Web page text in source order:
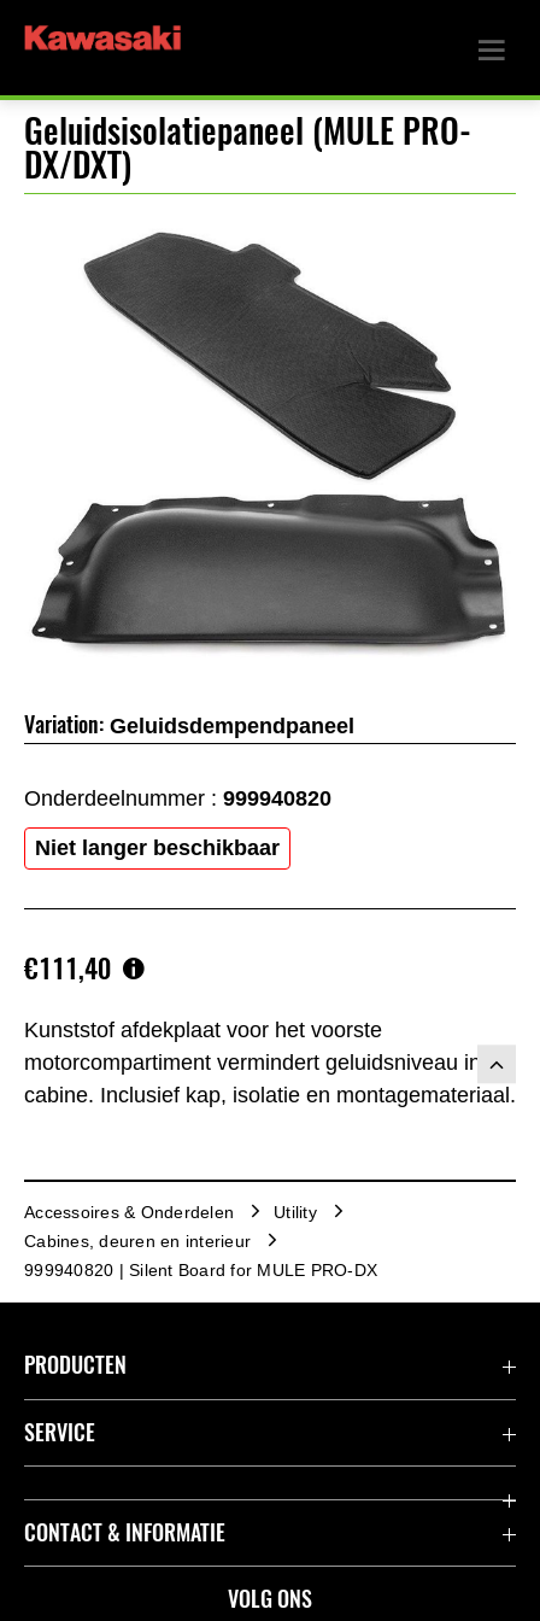
Geluidsisolatiepaneel (MULE PRO-
DX/DXT)
Kunststof afdekplaat voor het voorste
motorcompartiment vermindert geluidsniveau in de
cabine. Inclusief kap, isolatie en montagemateriaal.
€111,40
Variation: Geluidsdempendpaneel
Onderdeelnummer : 999940820
Niet langer beschikbaar
Accessoires & Onderdelen
Utility
Cabines, deuren en interieur
999940820 | Silent Board for MULE PRO-DX
VOLG ONS
PRODUCTEN
Accessoires & Onderdelen
Motoren
SERVICE
K-Care Fabrieksgarantie
Kawasaki Road Assistance
CONTACT & INFORMATIE